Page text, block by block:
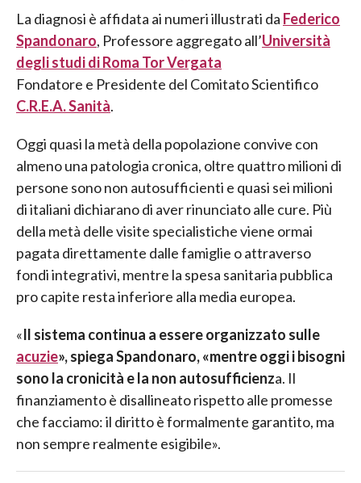
La diagnosi è affidata ai numeri illustrati da Federico
Spandonaro, Professore aggregato all’Università
degli studi di Roma Tor Vergata
Fondatore e Presidente del Comitato Scientifico
C.R.E.A. Sanità.
Oggi quasi la metà della popolazione convive con
almeno una patologia cronica, oltre quattro milioni di
persone sono non autosufficienti e quasi sei milioni
di italiani dichiarano di aver rinunciato alle cure. Più
della metà delle visite specialistiche viene ormai
pagata direttamente dalle famiglie o attraverso
fondi integrativi, mentre la spesa sanitaria pubblica
pro capite resta inferiore alla media europea.
«Il sistema continua a essere organizzato sulle
acuzie», spiega Spandonaro, «mentre oggi i bisogni
sono la cronicità e la non autosufficienza. Il
finanziamento è disallineato rispetto alle promesse
che facciamo: il diritto è formalmente garantito, ma
non sempre realmente esigibile».